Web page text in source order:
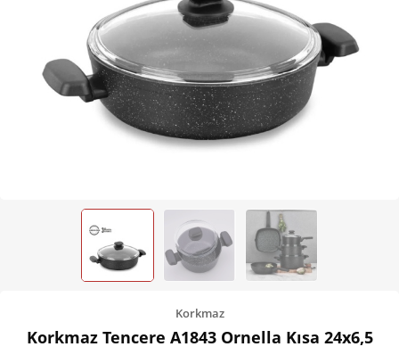
Kişisel Bakım
Ev Tekstili
Çocuk Gereçleri
Isıtma ve Soğutma
Korkmaz
Korkmaz Tencere A1843 Ornella Kısa 24x6,5